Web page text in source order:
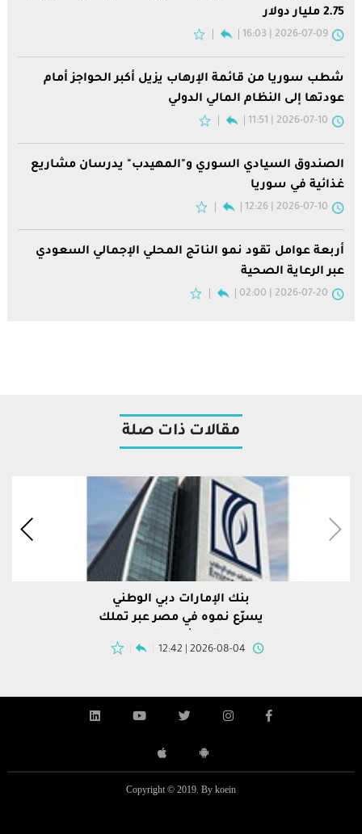
2.75 مليار دولار
2026-07-09 | 16:03
شطب سوريا من قائمة الإرهاب يزيل أكبر الحواجز أمام
عودتها إلى النظام المالي الدولي
2026-07-10 | 11:51
الصندوق السيادي السوري و"المهيدب" يدرسان مشاريع
غذائية في سوريا
2026-07-10 | 12:26
أربعة عوامل تقود نمو الناتج المحلي الإجمالي السعودي
عبر الرعاية الصحية
2026-07-20 | 02:00
مقالات ذات صلة
بنك الإمارات دبي الوطني
يسرّع نموه في مصر عبر تملك
2026-08-04 | 12:42
Copyright © 2019. By koein